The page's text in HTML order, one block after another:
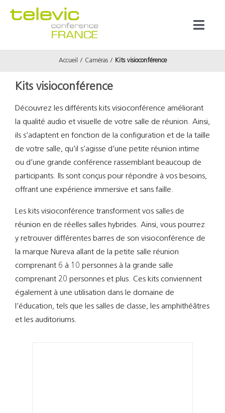
Support
Accueil Caméras Kits visioconférence
Kits visioconférence
Découvrez les différents kits visioconférence améliorant
la qualité audio et visuelle de votre salle de réunion. Ainsi,
ils s’adaptent en fonction de la configuration et de la taille
de votre salle, qu’il s’agisse d’une petite réunion intime
ou d’une grande conférence rassemblant beaucoup de
participants. Ils sont conçus pour répondre à vos besoins,
offrant une expérience immersive et sans faille.
Les kits visioconférence transforment vos salles de
réunion en de réelles salles hybrides. Ainsi, vous pourrez
y retrouver différentes barres de son visioconférence de
la marque Nureva allant de la petite salle réunion
comprenant 6 à 10 personnes à la grande salle
comprenant 20 personnes et plus. Ces kits conviennent
également à une utilisation dans le domaine de
l’éducation, tels que les salles de classe, les amphithéâtres
et les auditoriums.